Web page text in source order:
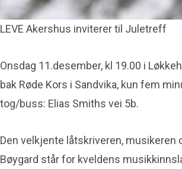
LEVE Akershus inviterer til Juletreff
Onsdag 11.desember, kl 19.00 i
bak Røde Kors i Sandvika, kun fem
tog/buss: Elias Smiths vei 5b.
Den velkjente låtskriveren, musikeren
Bøygard står for kveldens